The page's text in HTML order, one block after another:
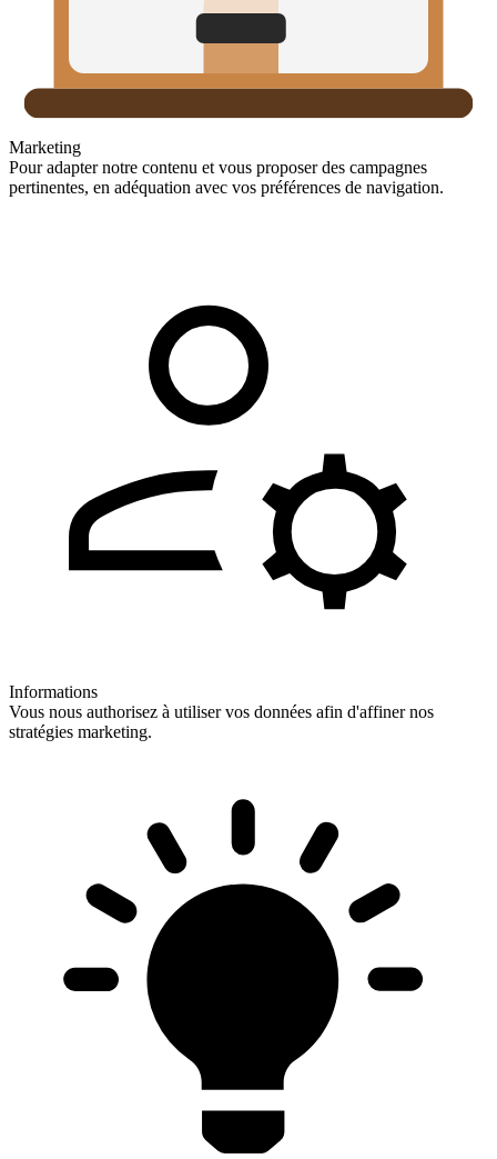
Marketing
Pour adapter notre contenu et vous proposer des campagnes
pertinentes, en adéquation avec vos préférences de navigation.
Informations
Vous nous authorisez à utiliser vos données afin d'affiner nos
stratégies marketing.